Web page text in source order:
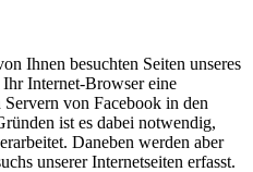
Ihnen besuchten Seiten unseres
Internet-Browser eine
von Facebook in den
ist es dabei notwendig,
Daneben werden aber
unserer Internetseiten erfasst.